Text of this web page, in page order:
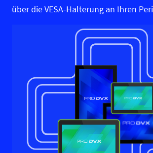
über die VESA-Halterung an Ihren